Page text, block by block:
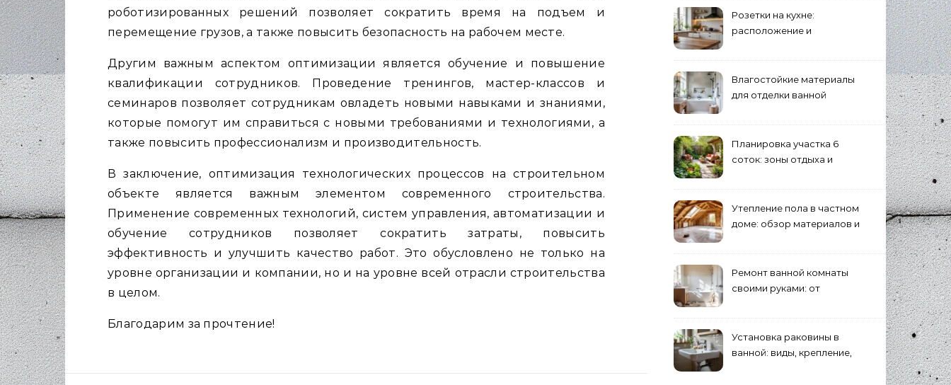
роботизированных решений позволяет сократить время на подъем и
перемещение грузов, а также повысить безопасность на рабочем месте.
Другим важным аспектом оптимизации является обучение и повышение
квалификации сотрудников. Проведение тренингов, мастер-классов и
семинаров позволяет сотрудникам овладеть новыми навыками и знаниями,
которые помогут им справиться с новыми требованиями и технологиями, а
также повысить профессионализм и производительность.
В заключение, оптимизация технологических процессов на строительном
объекте является важным элементом современного строительства.
Применение современных технологий, систем управления, автоматизации и
обучение сотрудников позволяет сократить затраты, повысить
эффективность и улучшить качество работ. Это обусловлено не только на
уровне организации и компании, но и на уровне всей отрасли строительства
в целом.
Благодарим за прочтение!
Розетки на кухне:
расположение и
Влагостойкие материалы
для отделки ванной
Планировка участка 6
соток: зоны отдыха и
Утепление пола в частном
доме: обзор материалов и
Ремонт ванной комнаты
своими руками: от
Установка раковины в
ванной: виды, крепление,